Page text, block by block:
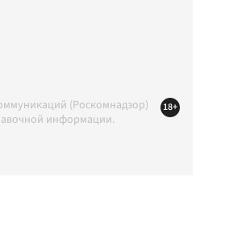
(Роскомнадзор)
информации.
18+